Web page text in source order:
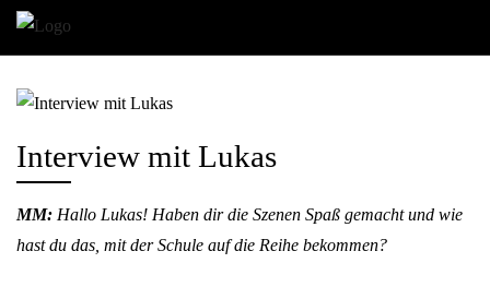
Interview mit Lukas
MM: Hallo Lukas! Haben dir die Szenen Spaß gemacht und wie
hast du das, mit der Schule auf die Reihe bekommen?